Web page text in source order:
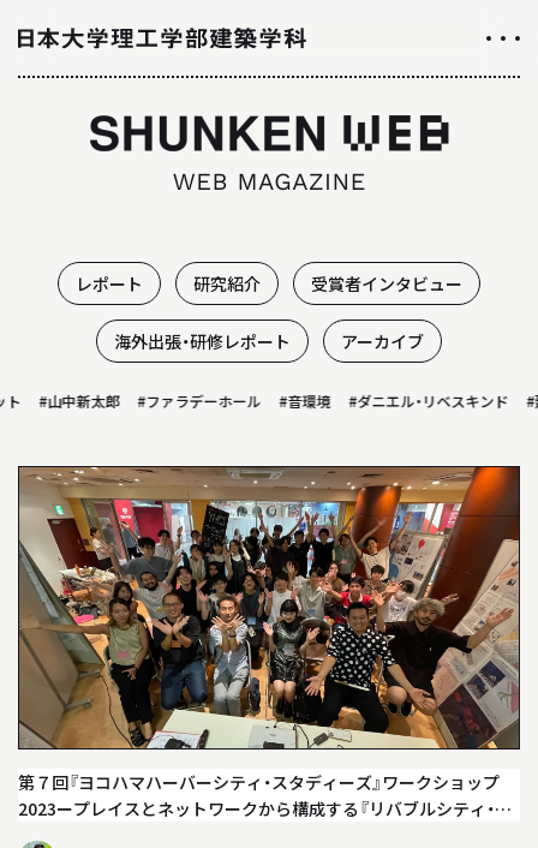
日大理工学部建築学科のすべて
INTRODUCTION
01 学科の特徴について
02カリキュラムについて
03 授業や取り組み
04教員について
05研究室について
INFORMATION
就職や進学について
レポート 研究紹介 受賞者インタビュー
海外出張・研修レポート アーカイブ
#山中新太郎 #ファラデーホール #音環境 #ダニエル・リベスキンド #
第７回『ヨコハマハーバーシティ・スタディーズ』ワークショップ
2023ープレイスとネットワークから構成する『リバブルシティ・ヨ
コハマ』ーレポート